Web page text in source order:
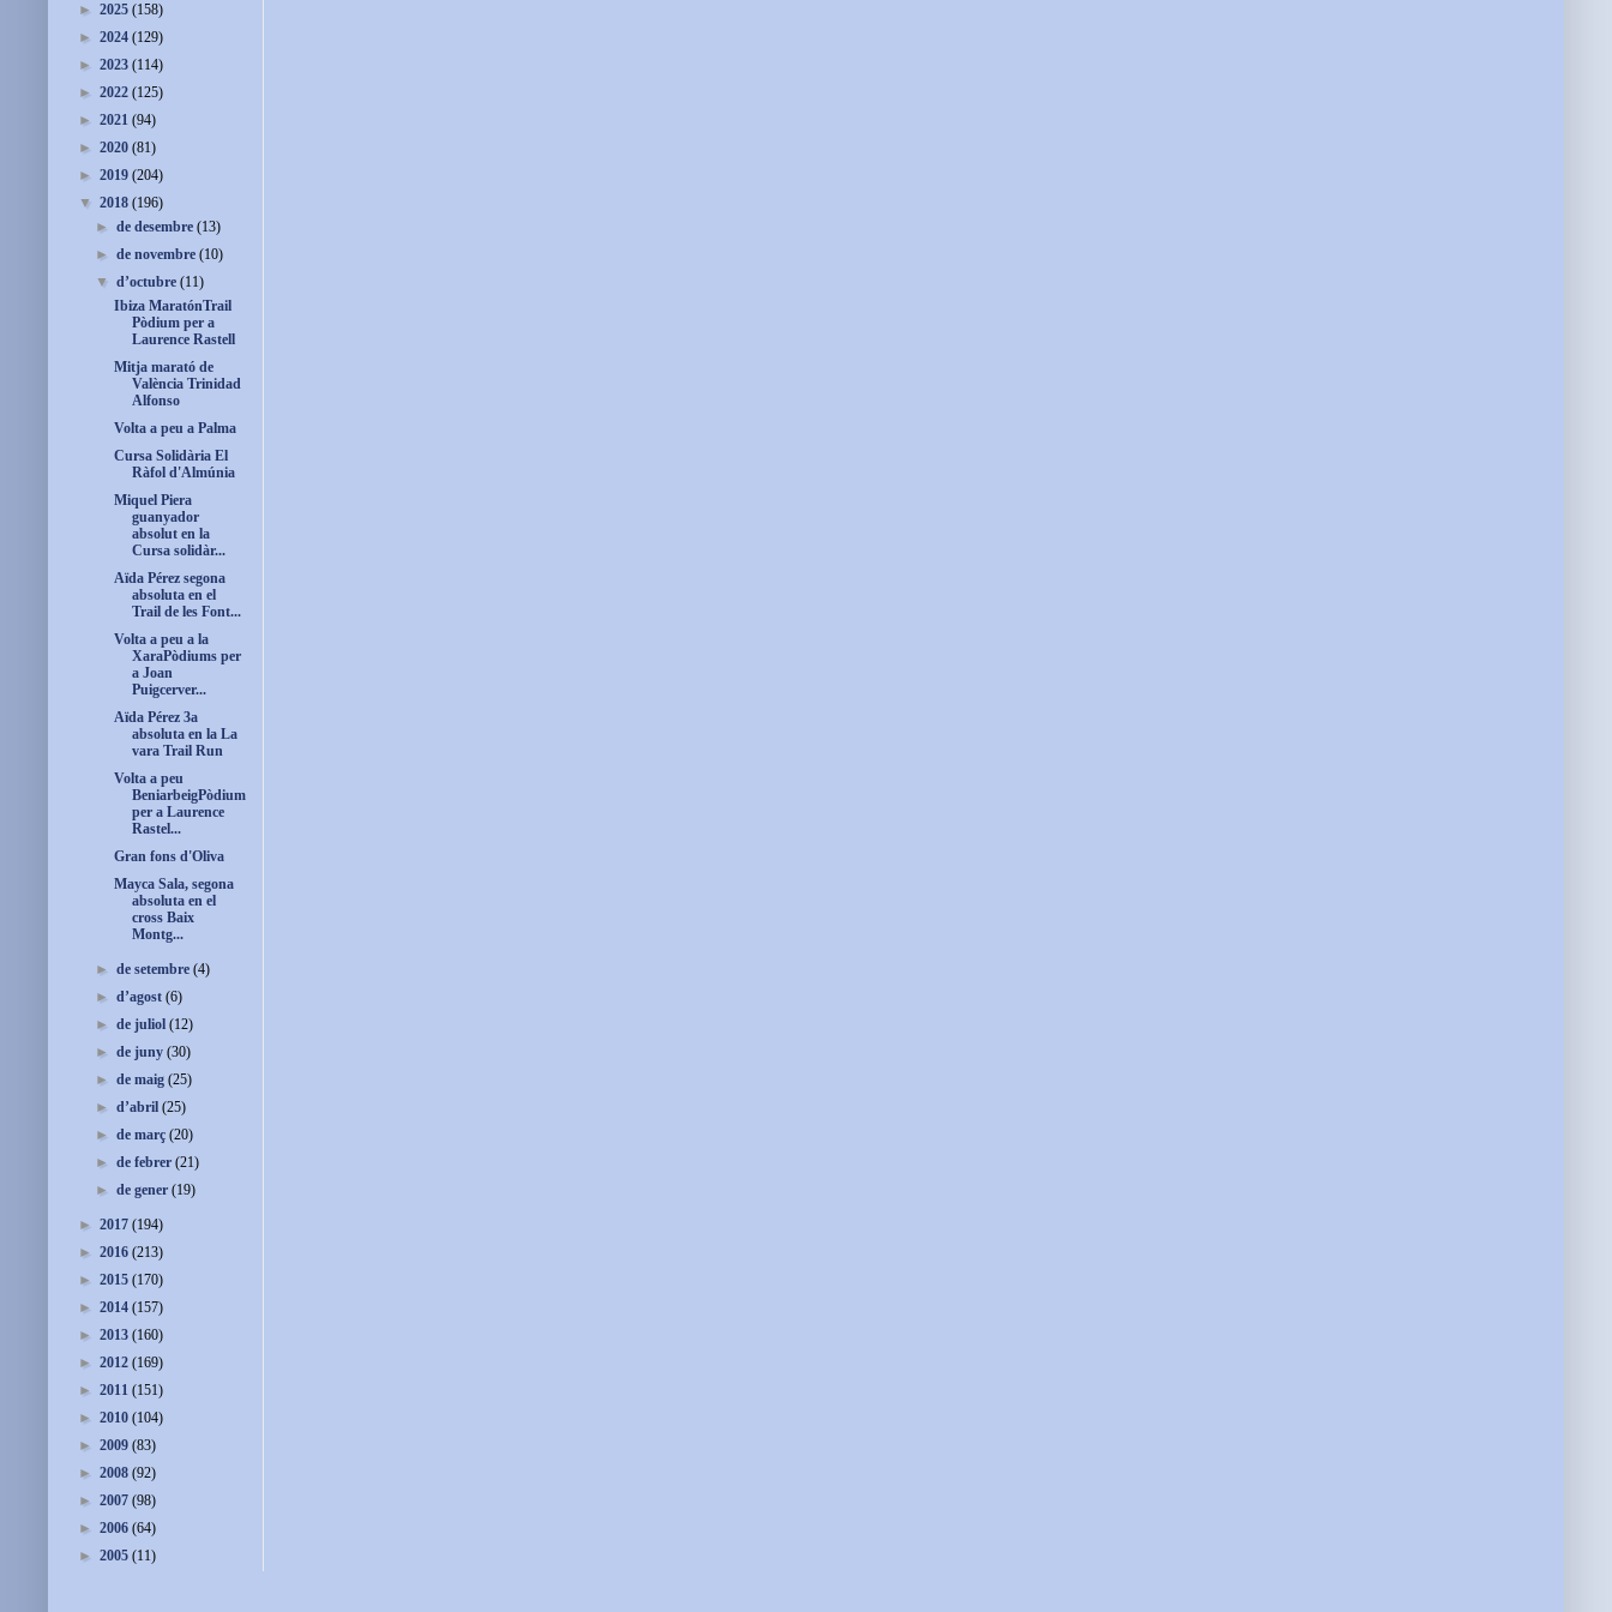
► 2025 (158)
► 2024 (129)
► 2023 (114)
► 2022 (125)
► 2021 (94)
► 2020 (81)
► 2019 (204)
▼ 2018 (196)
►de desembre(13)
►de novembre(10)
▼d’octubre(11)
Ibiza MaratónTrail
Pòdium per a
Laurence Rastell
Mitja marató de
València Trinidad
Alfonso
Volta a peu a Palma
Cursa Solidària El
Ràfol d'Almúnia
Miquel Piera
guanyador
absolut en la
Cursa solidàr...
Aïda Pérez segona
absoluta en el
Trail de les Font...
Volta a peu a la
XaraPòdiums per
a Joan
Puigcerver...
Aïda Pérez 3a
absoluta en la La
vara Trail Run
Volta a peu
BeniarbeigPòdium
per a Laurence
Rastel...
Gran fons d'Oliva
Mayca Sala, segona
absoluta en el
cross Baix
Montg...
►de setembre(4)
►d’agost(6)
►de juliol(12)
►de juny(30)
►de maig(25)
►d’abril(25)
►de març(20)
►de febrer(21)
►de gener(19)
► 2017 (194)
► 2016 (213)
► 2015 (170)
► 2014 (157)
► 2013 (160)
► 2012 (169)
► 2011 (151)
► 2010 (104)
► 2009 (83)
► 2008 (92)
► 2007 (98)
► 2006 (64)
► 2005 (11)